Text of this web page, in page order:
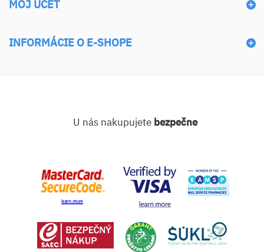
MÔJ ÚČET
INFORMÁCIE O E-SHOPE
U nás nakupujete bezpečne